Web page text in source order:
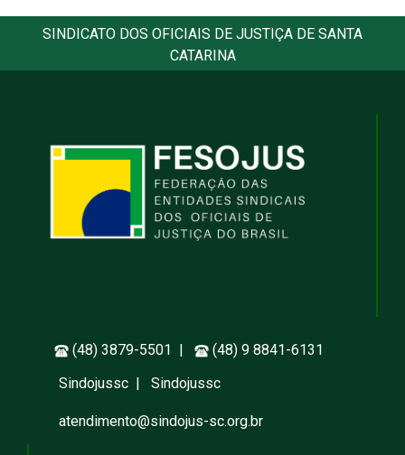
SINDICATO DOS OFICIAIS DE JUSTIÇA DE SANTA
CATARINA
(48) 3879-5501 |
(48) 9 8841-6131
Sindojussc
Sindojussc
atendimento@sindojus-sc.org.br